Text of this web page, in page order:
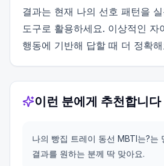
결과는 현재 나의 선호 패턴을
도구로 활용하세요. 이상적인 자
행동에 기반해 답할 때 더 정확
이런 분에게 추천합니다
나의 빵집 트레이 동선 MBTI는?는
결과를 원하는 분께 딱 맞아요.